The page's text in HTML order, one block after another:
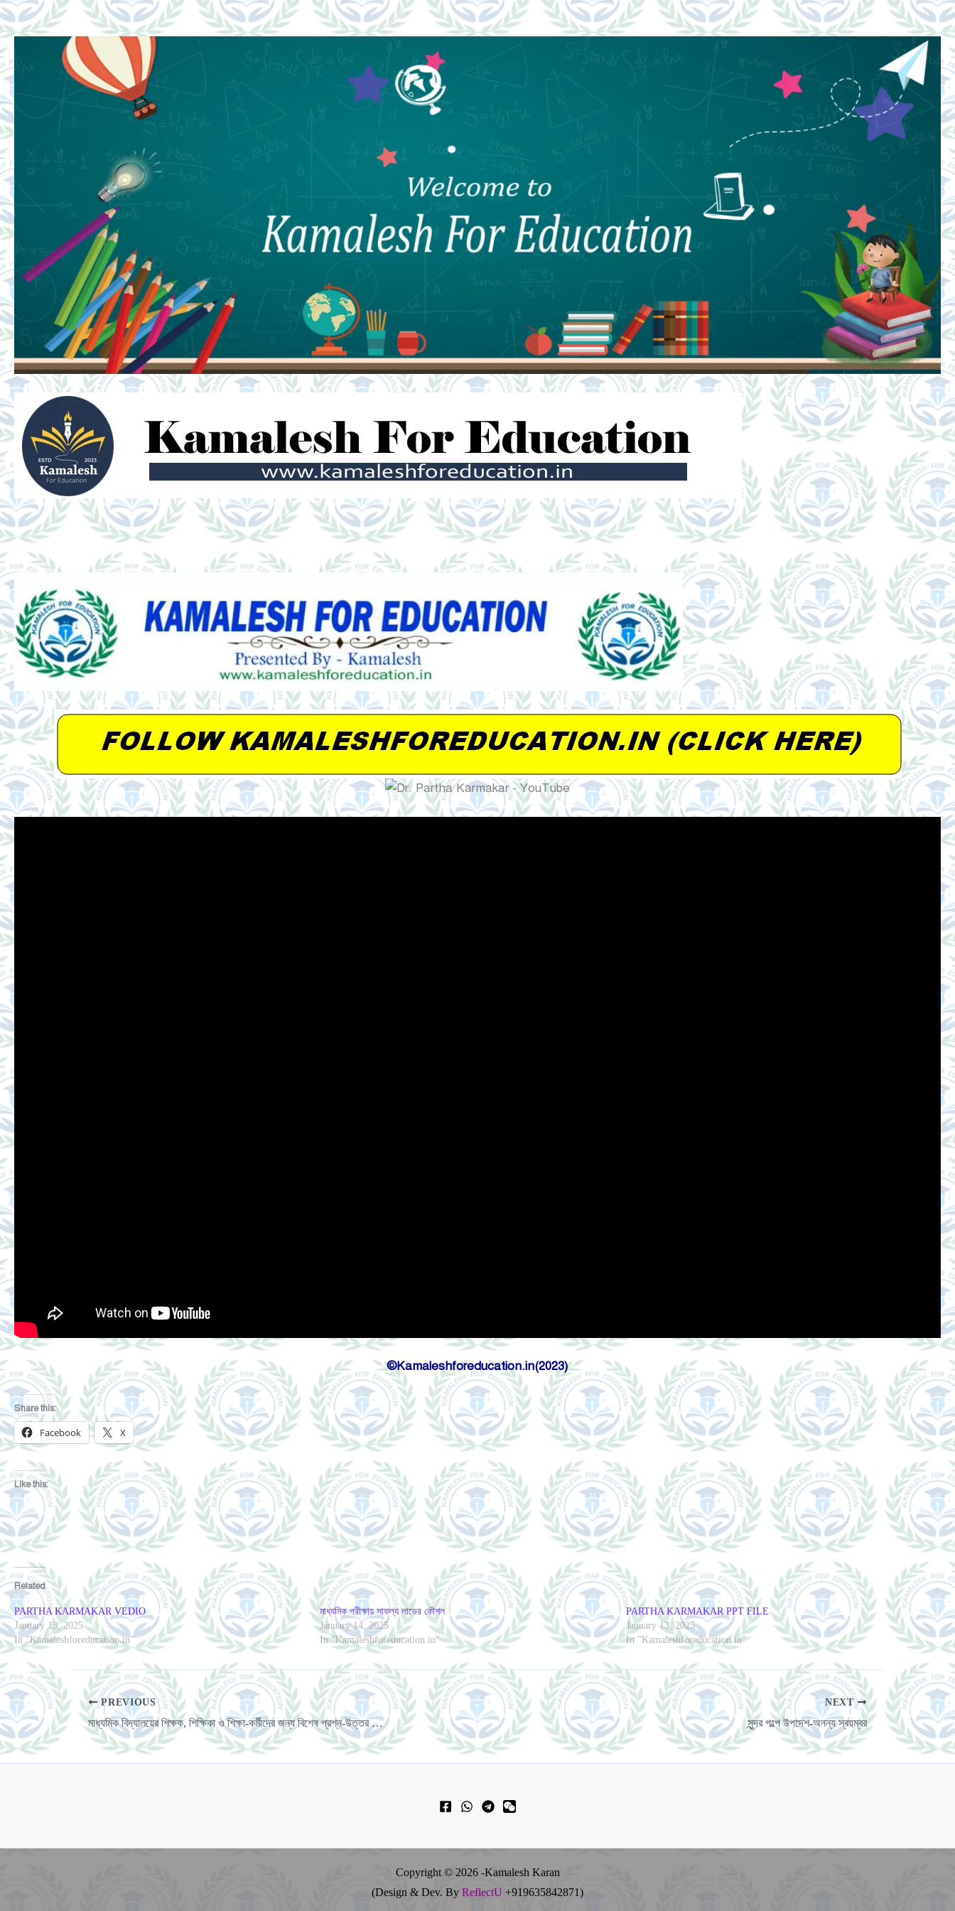
©Kamaleshforeducation.in(2023)
Share this:
Facebook X
Like this:
Related
PARTHA KARMAKAR VEDIO
January 13, 2025
In "Kamaleshforeducation.in"
মাধ্যমিক পরীক্ষায় সাফল্য লাভের কৌশল
January 14, 2025
In "Kamaleshforeducation.in"
PARTHA KARMAKAR PPT FILE
January 13, 2025
In "Kamaleshforeducation.in"
PREVIOUS
মাধ্যমিক বিদ্যালয়ের শিক্ষক, শিক্ষিকা ও শিক্ষা-কর্মীদের জন্য বিশেষ প্রশ্ন-উত্তর পর্ব – ৩ (CCL)
NEXT
সুন্দর গল্পে উপদেশ-অনন্য স্বয়ম্বর
Copyright © 2026 -Kamalesh Karan
(Design & Dev. By ReflectU +919635842871)